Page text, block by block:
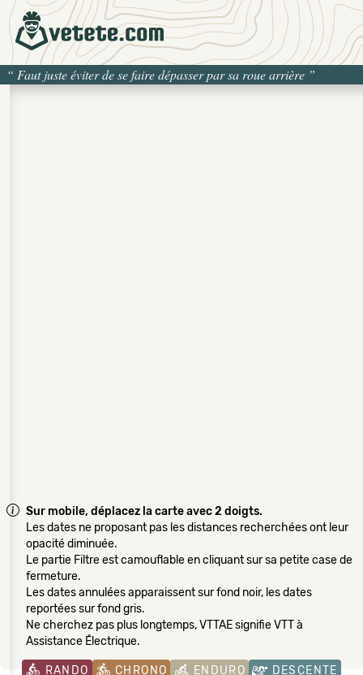
“ Faut juste éviter de se faire dépasser par sa roue arrière ”
Sur mobile, déplacez la carte avec 2 doigts.
Les dates ne proposant pas les distances recherchées ont leur
opacité diminuée.
Le partie Filtre est camouflable en cliquant sur sa petite case de
fermeture.
Les dates annulées apparaissent sur fond noir, les dates
reportées sur fond gris.
Ne cherchez pas plus longtemps, VTTAE signifie VTT à
Assistance Électrique.
RANDO CHRONO ENDURO
DESCENTE